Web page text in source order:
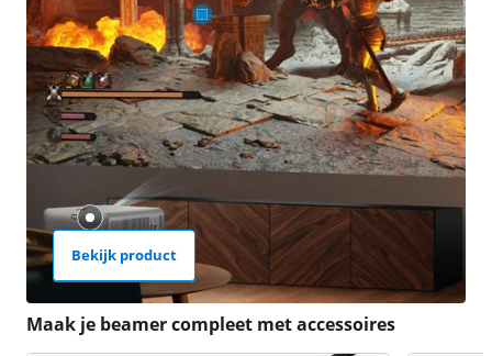
Bekijk product
Maak je beamer compleet met accessoires